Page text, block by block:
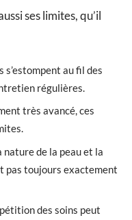
ses limites, qu’il
s’estompent au fil des
régulières.
très avancé, ces
nature de la peau et la
pas toujours exactement
des soins peut